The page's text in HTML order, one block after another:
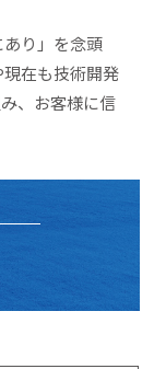
り」を念頭
在も技術開発
、お客様に信